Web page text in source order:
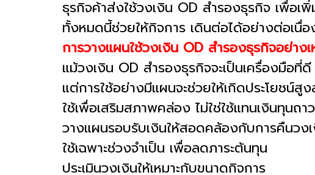
ธุรกิจค้าส่งใช้วงเงิน OD สำรองธุรกิจ เพื่อ
ทั้งหมดนี้ช่วยให้กิจการ เดินต่อได้อย่างต่อเนื่อ
การวางแผนใช้วงเงิน OD สำรองธุรกิจอย่างเ
แม้วงเงิน OD สำรองธุรกิจจะเป็นเครื่องมือที่ดี
แต่การใช้อย่างมีแผนจะช่วยให้เกิดประโยชน์สู
ใช้เพื่อเสริมสภาพคล่อง ไม่ใช่ใช้แทนเงินทุนถา
วางแผนรอบรับเงินให้สอดคล้องกับการคืนวง
ใช้เฉพาะช่วงจำเป็น เพื่อลดภาระต้นทุน
ประเมินวงเงินให้เหมาะกับขนาดกิจการ